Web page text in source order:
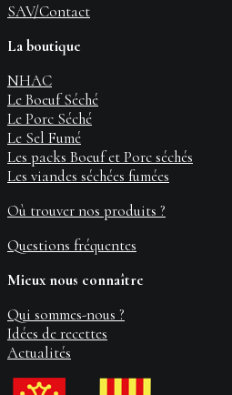
SAV/Contact
La boutique
NHAC
Le Boeuf Séché
Le Porc Séché
Le Sel Fumé
Les packs Boeuf et Porc séchés
Les viandes séchées fumées
Où trouver nos produits ?
Questions fréquentes
Mieux nous connaître
Qui sommes-nous ?
Idées de recettes
Actualités